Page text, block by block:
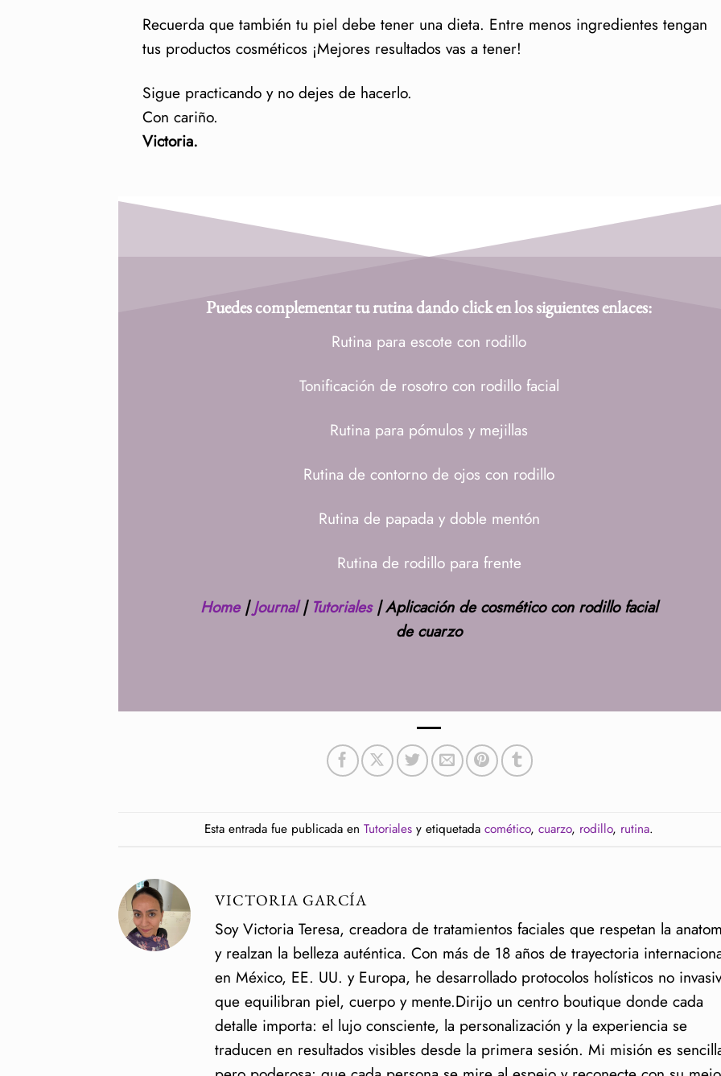
Recuerda que también tu piel debe tener una dieta. Entre menos ingredientes tengan
tus productos cosméticos ¡Mejores resultados vas a tener!
Sigue practicando y no dejes de hacerlo.
Con cariño.
Victoria.
Puedes complementar tu rutina dando click en los siguientes enlaces:
Rutina para escote con rodillo
Tonificación de rosotro con rodillo facial
Rutina para pómulos y mejillas
Rutina de contorno de ojos con rodillo
Rutina de papada y doble mentón
Rutina de rodillo para frente
Home|Journal| Tutoriales|Aplicación de cosmético con rodillo facial
de cuarzo
Esta entrada fue publicada enTutoriales y etiquetadacomético,cuarzo, rodillo, rutina.
VICTORIA GARCÍA
Soy Victoria Teresa, creadora de tratamientos faciales que respetan la
y realzan la belleza auténtica. Con más de 18 años de trayectoria
en México, EE. UU. y Europa, he desarrollado protocolos holísticos no
que equilibran piel, cuerpo y mente.Dirijo un centro boutique donde cada
detalle importa: el lujo consciente, la personalización y la experiencia se
traducen en resultados visibles desde la primera sesión. Mi misión es